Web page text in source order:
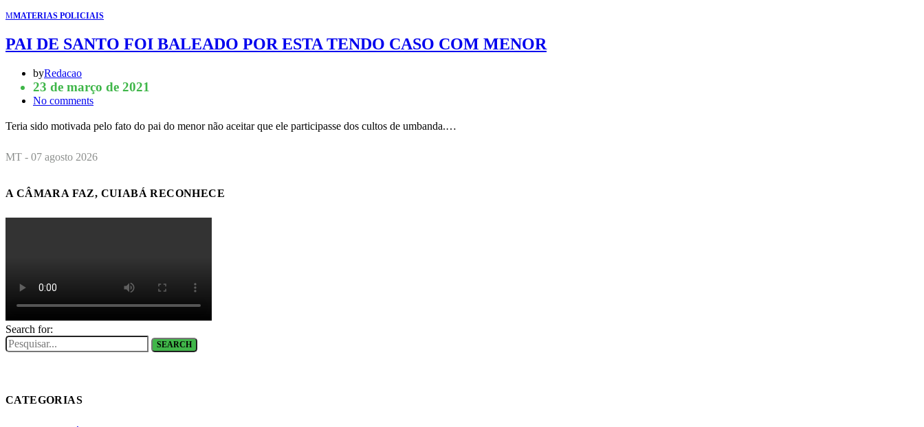
MMATERIAS POLICIAIS
PAI DE SANTO FOI BALEADO POR ESTA TENDO CASO COM MENOR
byRedacao
23 de março de 2021
No comments
Teria sido motivada pelo fato do pai do menor não aceitar que ele participasse dos cultos de umbanda.…
MT - 07 agosto 2026
A CÂMARA FAZ, CUIABÁ RECONHECE
Search for:
SEARCH
CATEGORIAS